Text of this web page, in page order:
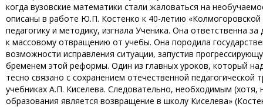
когда вузовские математики стали жаловаться на
описаны в работе Ю.П. Костенко к 40-летию
педагогику и методику, изгнала Ученика. Она ответственна
к массовому отвращению от учебы. Она породила
возможности исправления ситуации, запустив
бременем этой реформы. Один из главных уроков, который
тесно связано с сохранением отечественной
учебниках А.П. Киселева. Следовательно, необходимым
образования является возвращение в школу Киселева»